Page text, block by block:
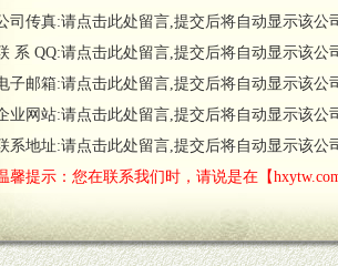
给予一定比例调换政策。
询中心：本着对代理商负责的态度，我们将及
产品问题或消费者意见反馈，我们予以及时受
销售情况，帮您诊断、分析市场，及时收编销
各地）
理念。
和资金实力。
司传真:请点击此处留言,提交后将自动显示该公
系 QQ:请点击此处留言,提交后将自动显示该公
子邮箱:请点击此处留言,提交后将自动显示该公
业网站:请点击此处留言,提交后将自动显示该公
系地址:请点击此处留言,提交后将自动显示该公
馨提示：您在联系我们时，请说是在【